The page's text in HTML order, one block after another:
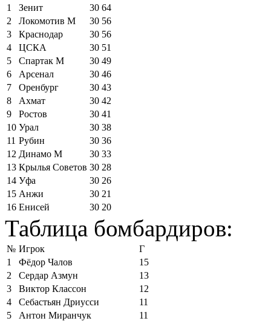
1
Зенит 30 64
2
Локомотив М 30 56
3
Краснодар 30 56
4
ЦСКА 30 51
5
Спартак М 30 49
6
Арсенал 30 46
7
Оренбург 30 43
8
Ахмат 30 42
9
Ростов 30 41
10 Урал 30 38
11 Рубин 30 36
12 Динамо М 30 33
13 Крылья Советов 30 28
14 Уфа 30 26
15 Анжи 30 21
16 Енисей 30 20
Таблица бомбардиров:
№ Игрок
Г
1
Фёдор Чалов
15
2
Сердар Азмун
13
3
Виктор Классон
12
4
Себастьян Дриусси
11
5
Антон Миранчук
11